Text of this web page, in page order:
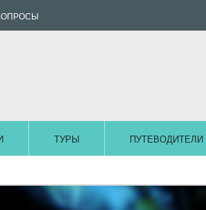
ТУРЫ ПУТЕВОДИТЕЛИ